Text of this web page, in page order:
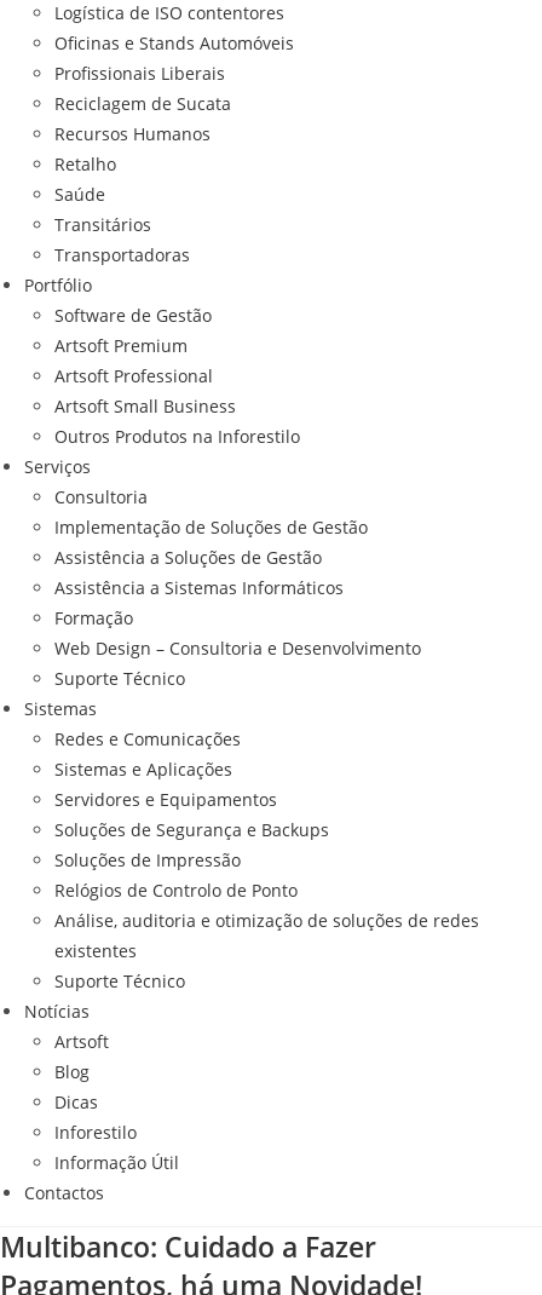
Logística de ISO contentores
Oficinas e Stands Automóveis
Profissionais Liberais
Reciclagem de Sucata
Recursos Humanos
Retalho
Saúde
Transitários
Transportadoras
Portfólio
Software de Gestão
Artsoft Premium
Artsoft Professional
Artsoft Small Business
Outros Produtos na Inforestilo
Serviços
Consultoria
Implementação de Soluções de Gestão
Assistência a Soluções de Gestão
Assistência a Sistemas Informáticos
Formação
Web Design – Consultoria e Desenvolvimento
Suporte Técnico
Sistemas
Redes e Comunicações
Sistemas e Aplicações
Servidores e Equipamentos
Soluções de Segurança e Backups
Soluções de Impressão
Relógios de Controlo de Ponto
Análise, auditoria e otimização de soluções de redes
existentes
Suporte Técnico
Notícias
Artsoft
Blog
Dicas
Inforestilo
Informação Útil
Contactos
Multibanco: Cuidado a Fazer
Pagamentos, há uma Novidade!